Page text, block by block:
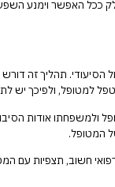
ככל האפשר וימנע
תהליך זה
למטופל,
אודות
המטופל.
חשוב, תצפיות עם